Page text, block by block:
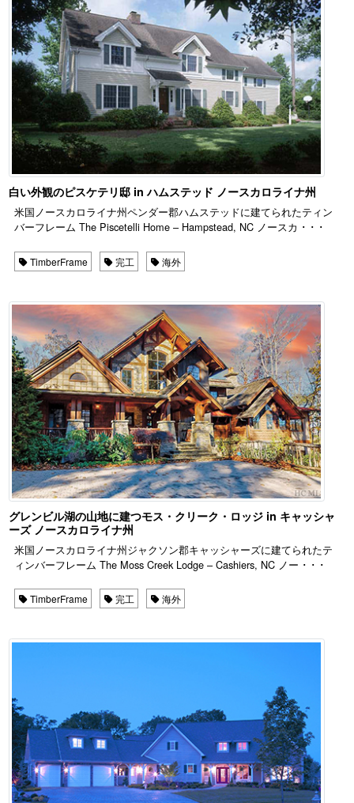
白い外観のピスケテリ邸 in ハムステッド ノースカロライナ州
米国ノースカロライナ州ペンダー郡ハムステッドに建てられたティン
バーフレーム The Piscetelli Home – Hampstead, NC ノースカ ･ ･ ･
TimberFrame 完工 海外
グレンビル湖の山地に建つモス・クリーク・ロッジ in キャッシャ
ーズ ノースカロライナ州
米国ノースカロライナ州ジャクソン郡キャッシャーズに建てられたテ
ィンバーフレーム The Moss Creek Lodge – Cashiers, NC ノー ･ ･ ･
TimberFrame 完工 海外